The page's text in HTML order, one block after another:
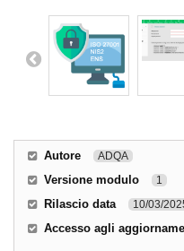
Autore ADQA
Versione modulo 1
Rilascio data 10/03/
Accesso agli